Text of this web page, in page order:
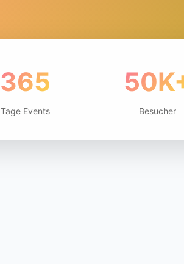
365
Tage Events Besucher